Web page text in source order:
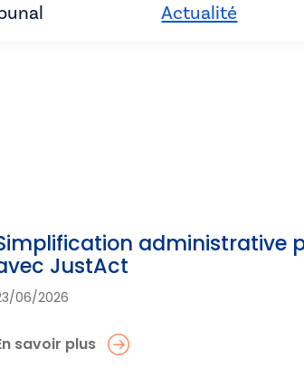
Actualité
administrative
JustAct
06/2026
savoir plus